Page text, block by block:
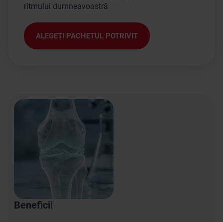
ritmului dumneavoastră
ALEGEȚI PACHETUL POTRIVIT
Beneficii